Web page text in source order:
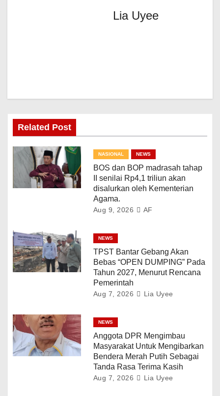
Lia Uyee
Related Post
NASIONAL NEWS
BOS dan BOP madrasah tahap
II senilai Rp4,1 triliun akan
disalurkan oleh Kementerian
Agama.
Aug 9, 2026 AF
NEWS
TPST Bantar Gebang Akan
Bebas “OPEN DUMPING” Pada
Tahun 2027, Menurut Rencana
Pemerintah
Aug 7, 2026 Lia Uyee
NEWS
Anggota DPR Mengimbau
Masyarakat Untuk Mengibarkan
Bendera Merah Putih Sebagai
Tanda Rasa Terima Kasih
Aug 7, 2026 Lia Uyee